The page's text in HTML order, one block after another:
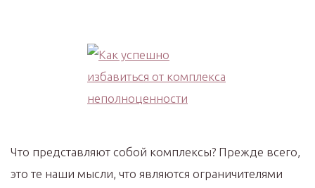
Что представляют собой комплексы? Прежде всего,
это те наши мысли, что являются ограничителями